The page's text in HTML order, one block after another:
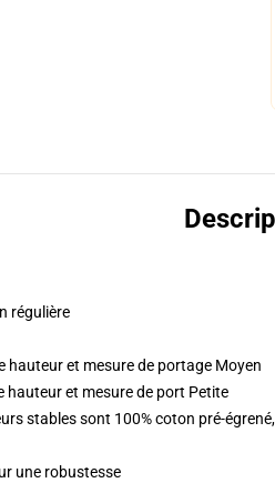
régulière
hauteur et mesure de portage Moyen
hauteur et mesure de port Petite
stables sont 100% coton pré-
une robustesse